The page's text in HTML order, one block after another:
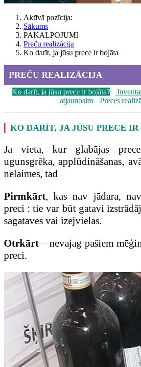
Aktīvā pozīcija:
Sākums
PAKALPOJUMI
Preču realizācija
Ko darīt, ja jūsu prece ir bojāta
PREČU REALIZĀCIJA
Ko darīt, ja jūsu prece ir bojāta?
atjaunosim
Preces
KO DARĪT, JA JŪSU PRECE IR
Ja vieta, kur glabājas
ugunsgrēka, applūdināšanas,
nelaimes, tad
Pirmkārt, kas nav jādara,
preci : tie var būt gatavi
sagataves vai izejvielas.
Otrkārt – nevajag pašiem
preci.